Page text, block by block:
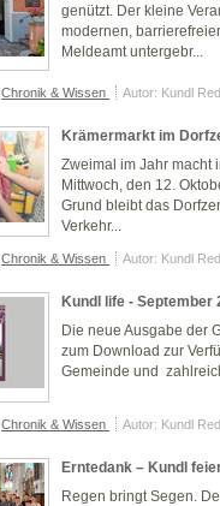
genützt. Der kleine
modernen,
Meldeamt untergebr...
Chronik & Wissen Autor: Kundl
Krämermarkt im
Zweimal im Jahr macht
Mittwoch, den 12.
Grund bleibt das
Verkehr...
Chronik & Wissen Autor: Kundl
Kundl life - September
Die neue Ausgabe der
zum Download zur
Gemeinde und
Chronik & Wissen Autor: Kundl
Erntedank – Kundl
Regen bringt Segen.